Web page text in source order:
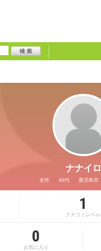
ナナイロ
女性 40代 鹿児島市
1
クチコミレベル
0
お気に入り